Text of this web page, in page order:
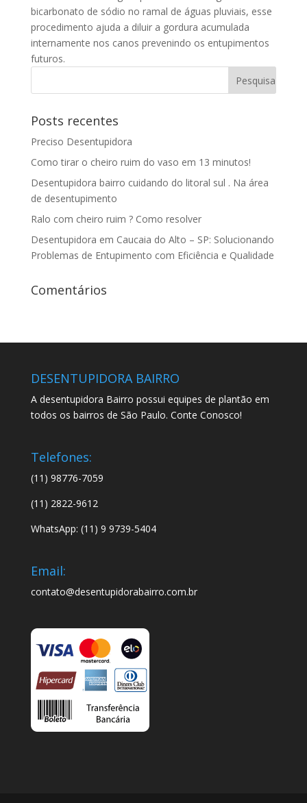
bicarbonato de sódio no ramal de águas pluviais, esse
procedimento ajuda a diluir a gordura acumulada
internamente nos canos prevenindo os entupimentos
futuros.
Posts recentes
Preciso Desentupidora
Como tirar o cheiro ruim do vaso em 13 minutos!
Desentupidora bairro cuidando do litoral sul . Na área
de desentupimento
Ralo com cheiro ruim ? Como resolver
Desentupidora em Caucaia do Alto – SP: Solucionando
Problemas de Entupimento com Eficiência e Qualidade
Comentários
DESENTUPIDORA BAIRRO
A desentupidora Bairro possui equipes de plantão em
todos os bairros de São Paulo. Conte Conosco!
Telefones:
(11) 98776-7059
(11) 2822-9612
WhatsApp: (11) 9 9739-5404
Email:
contato@desentupidorabairro.com.br